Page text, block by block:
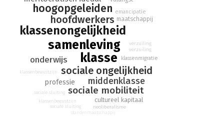
hoogopgeleiden baat hebben bij een rechtvaardigere,
gelijkwaardigere samenleving.
samenleving
klasse
klassenongelijkheid
hoofdwerkers
sociale ongelijkheid
hoogopgeleiden
middenklasse
sociale mobiliteit
onderwijs
professie
cultureel kapitaal
klassenmigratie
maatschappij
emancipatie
neoliberalisme
verzuiling
standenmaatschappij
sociale sluiting
klassenbewustzijn
verzuiling
sociale sluiting
klassenbewustzijn